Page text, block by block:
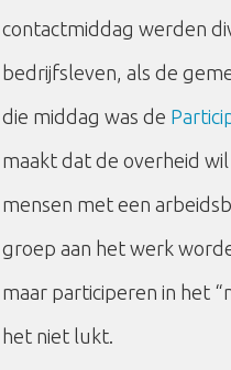
contactmiddag werden
bedrijfsleven, als de
die middag was de
maakt dat de overheid
mensen met een
groep aan het werk
maar participeren in het
het niet lukt.